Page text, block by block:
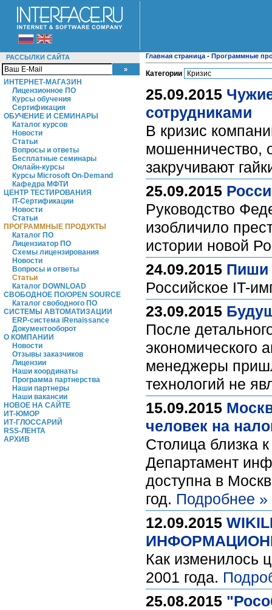
РАССЫЛКИ САЙТА
ИНТЕРНЕТ-МАГАЗИН
Лицензионное ПО
Курсы обучения
Сертификация
ОБУЧЕНИЕ И СЕМИНАРЫ
Каталог курсов
Новости
Статьи
Вопросы и ответы
Бесплатные семинары
Онлайн-курсы
Курсы Microsoft On-Demand
Кафедра МФТИ
ЦЕНТР ТЕСТИРОВАНИЯ
IT-Сертификации
Новости
Статьи
ПРОГРАММНЫЕ ПРОДУКТЫ
Каталог ПО
Лицензиатор ПО
Схемы лицензирования
Новости
Вопросы и ответы
Статьи
Каталог DOWNLOAD
СВОБОДНОЕ ПО/OPEN SOURCE
Каталог свободного ПО
СИСТЕМЫ АВТОМАТИЗАЦИИ
ERP-система iRenaissance
Документооборот
О КОМПАНИИ
Новости
Отзывы заказчиков
Лицензии
Наши координаты
Программа партнерства
Наши партнеры
Наши вакансии
НОВОЕ НА САЙТЕ
ИТ-ЮМОР
ИТ-ГЛОССАРИЙ
RSS-ЛЕНТА
АРХИВ
Главная страница - Программные
Категории
25.09.2015
сотрудниками
В кризис
мошенничество,
закручивают
25.09.2015
Руководство
изобличило
истории новой
24.09.2015 Пиши
Российское IT-
23.09.2015
После
экономического
менеджеры
технологий не
15.09.2015
человек на
Столица близка
Департамент
доступна в
год. Подробнее »
12.09.2015
Как изменилось
2001 года.
25.08.2015